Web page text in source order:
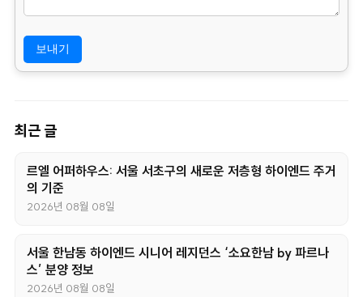
위 개인정보 제공에 대해서 부동의할 수 있으나, 이 경우 게시판
의 내용 입력을 할 수 없어 관심고객 등록이 불가능합니다.
최근 글
르엘 어퍼하우스: 서울 서초구의 새로운 저층형 하이엔드 주거
의 기준
2026년 08월 08일
서울 한남동 하이엔드 시니어 레지던스 ‘소요한남 by 파르나
스’ 분양 정보
2026년 08월 08일